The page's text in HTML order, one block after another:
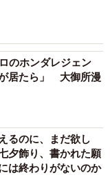
件程度は孤独死現
、仕事の内容や
るためです。
という認識・自負
変な仕事ではあ
も多く、直接御礼
ばれたりホッとさ
であるため、何よ
のホンダレジェン
居たら」 大御所漫
るのに、まだ欲し
夕飾り、書かれた願
は終わりがないのか